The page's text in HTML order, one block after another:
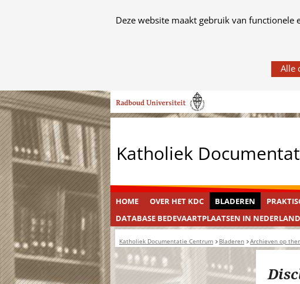
Cookies
Deze website maakt gebruik van functionele
gebruik
van
op
deze
worden
toegestaan
geweigerd.
Ga
naar
de
inhoud
Katholiek
HOME OVER HET KDC BLADEREN
DATABASE BEDEVAARTPLAATSEN IN NEDERLAND
Katholiek Documentatie Centrum Bladeren Archieven op